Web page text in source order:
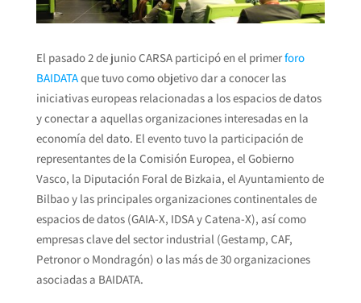
El pasado 2 de junio CARSA participó en el primerforo
BAIDATAque tuvo como objetivo dar a conocer las
iniciativas europeas relacionadas a los espacios de datos
y conectar a aquellas organizaciones interesadas en la
economía del dato. El evento tuvo la participación de
representantes de la Comisión Europea, el Gobierno
Vasco, la Diputación Foral de Bizkaia, el Ayuntamiento de
Bilbao y las principales organizaciones continentales de
espacios de datos (GAIA-X, IDSA y Catena-X), así como
empresas clave del sector industrial (Gestamp, CAF,
Petronor o Mondragón) o las más de 30 organizaciones
asociadas a BAIDATA.